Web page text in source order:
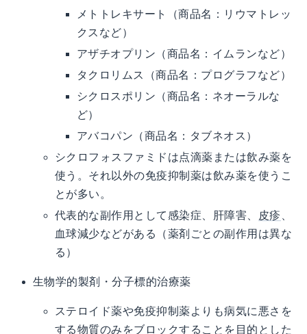
メトトレキサート（商品名：リウマトレッ
クスなど）
アザチオプリン（商品名：イムランなど）
タクロリムス（商品名：プログラフなど）
シクロスポリン（商品名：ネオーラルな
ど）
アバコパン（商品名：タブネオス）
シクロフォスファミドは点滴薬または飲み薬を
使う。それ以外の免疫抑制薬は飲み薬を使うこ
とが多い。
代表的な副作用として感染症、肝障害、
皮疹
血球減少などがある（薬剤ごとの副作用は異な
る）
生物学的製剤・分子標的治療薬
ステロイド薬や免疫抑制薬よりも病気に悪さを
する物質のみをブロックすることを目的とした